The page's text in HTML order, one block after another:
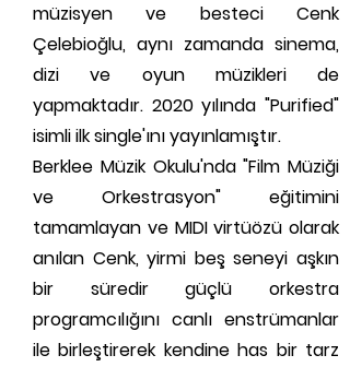
müzisyen ve besteci Cenk
Çelebioğlu, aynı zamanda sinema,
dizi ve oyun müzikleri de
yapmaktadır. 2020 yılında "Purified"
isimli ilk single'ını yayınlamıştır.
Berklee Müzik Okulu'nda "Film Müziği
ve Orkestrasyon" eğitimini
tamamlayan ve MIDI virtüözü olarak
anılan Cenk, yirmi beş seneyi aşkın
bir süredir güçlü orkestra
programcılığını canlı enstrümanlar
ile birleştirerek kendine has bir tarz